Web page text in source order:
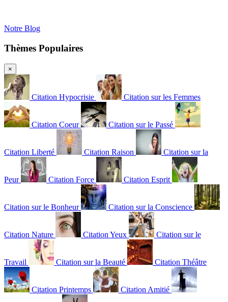
Notre Blog
Thèmes Populaires
×
Citation Hypocrisie Citation sur les Femmes
Citation Coeur Citation sur le Passé
Citation Liberté Citation Raison Citation sur la
Peur Citation Force Citation Esprit
Citation sur le Bonheur Citation sur la Conscience
Citation Nature Citation Yeux Citation sur le
Travail Citation sur la Beauté Citation Théâtre
Citation Printemps Citation Amitié